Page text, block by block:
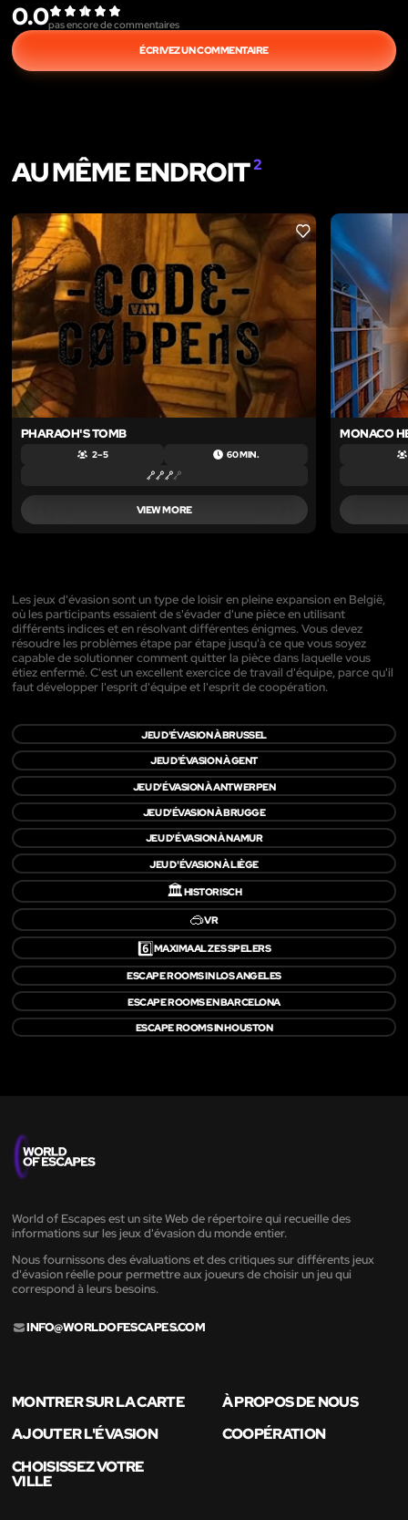
0.0pas encore de commentaires
ÉCRIVEZ UN COMMENTAIRE
AU MÊME ENDROIT2
LIKE
PHARAOH'S TOMB
2 – 5 60 MIN.
VIEW MORE
MONACO
Les jeux d'évasion sont un type de loisir en pleine expansion en België,
où les participants essaient de s'évader d'une pièce en utilisant
différents indices et en résolvant différentes énigmes. Vous devez
résoudre les problèmes étape par étape jusqu'à ce que vous soyez
capable de solutionner comment quitter la pièce dans laquelle vous
étiez enfermé. C'est un excellent exercice de travail d'équipe, parce qu'il
faut développer l'esprit d'équipe et l'esprit de coopération.
JEU D'ÉVASION À BRUSSEL
JEU D'ÉVASION À GENT
JEU D'ÉVASION À ANTWERPEN
JEU D'ÉVASION À BRUGGE
JEU D'ÉVASION À NAMUR
JEU D'ÉVASION À LIÈGE
🏛️HISTORISCH
🥽VR
6️⃣MAXIMAAL ZES SPELERS
ESCAPE ROOMS IN LOS ANGELES
ESCAPE ROOMS EN BARCELONA
ESCAPE ROOMS IN HOUSTON
World of Escapes est un site Web de répertoire qui recueille des
informations sur les jeux d'évasion du monde entier.
Nous fournissons des évaluations et des critiques sur différents jeux
d'évasion réelle pour permettre aux joueurs de choisir un jeu qui
correspond à leurs besoins.
INFO@WORLDOFESCAPES.COM
MONTRER SUR LA CARTE
À PROPOS DE NOUS
AJOUTER L'ÉVASION
COOPÉRATION
CHOISISSEZ VOTRE
VILLE